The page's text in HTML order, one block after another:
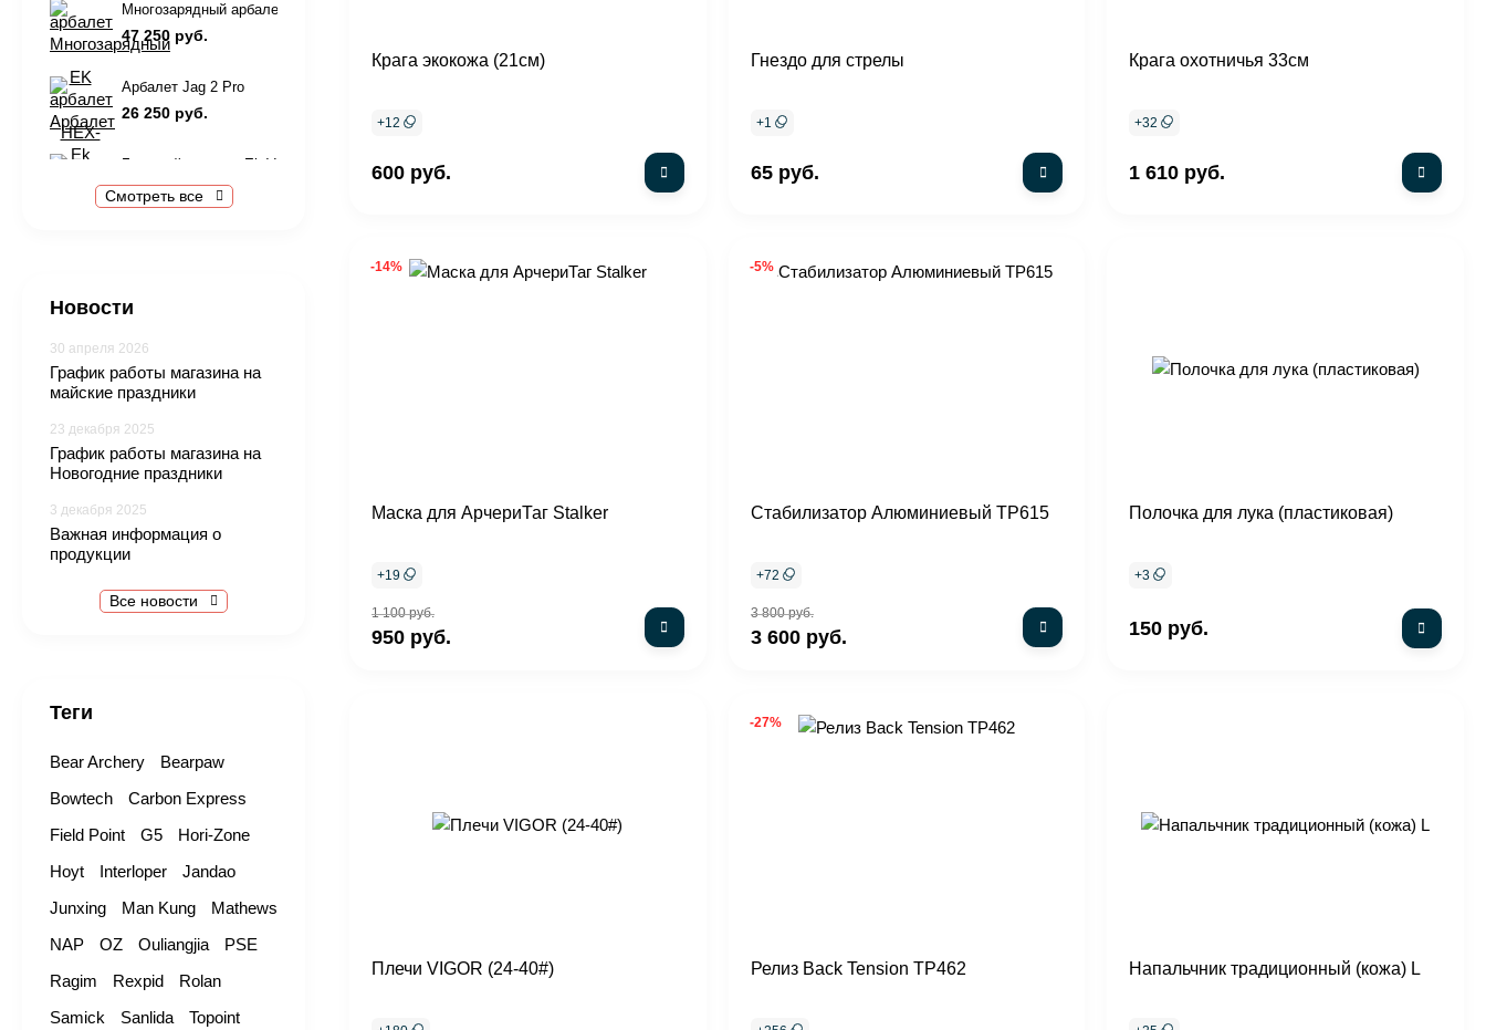
Крага экокожа (21см)
+12
600 руб.
Гнездо для стрелы
+1
65 руб.
Крага охотничья 33см
+32
1 610 руб.
-14%
Маска для АрчериТаг Stalker
+19
1 100 руб.
950 руб.
-5%
Стабилизатор Алюминиевый TP615
+72
3 800 руб.
3 600 руб.
Полочка для лука (пластиковая)
+3
150 руб.
Плечи VIGOR (24-40#)
-27%
Релиз Back Tension TP462 Напальчник традиционный (кожа) L
Многозарядный арбалет Ek Cobra System RX ADDER
47 250 руб.
Арбалет Jag 2 Pro
26 250 руб.
Блочный арбалет Ek Vulcan 415 c комплектацией
57 500 руб.
Смотреть все
Новости
30 апреля 2026
График работы магазина на
майские праздники
23 декабря 2025
График работы магазина на
Новогодние праздники
3 декабря 2025
Важная информация о
продукции
Все новости
Теги
Bear Archery
Bearpaw
Bowtech
Carbon Express
Field Point
G5
Hori-Zone
Hoyt
Interloper
Jandao
Junxing
Man Kung
Mathews
NAP
OZ Ouliangjia
PSE
Ragim
Rexpid
Rolan
Samick
Sanlida
Topoint